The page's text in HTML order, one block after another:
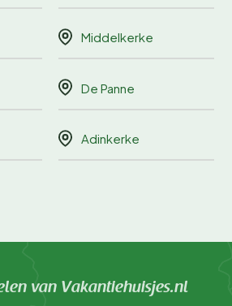
Middelkerke
De Panne
Adinkerke
van Vakantiehuisjes.nl